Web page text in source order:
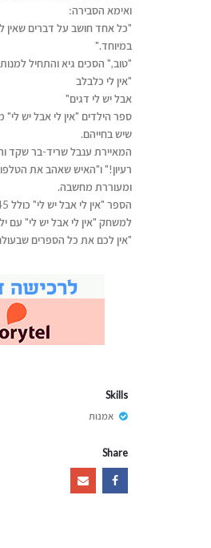
ואימא הסבירה:
"כל אחד חושב על דברים שאין
במיוחד."
"טוב," הסכים גיא והתחיל
"אין לי כלבלב
אבל יש לי דגים"
ספר הילדים "אין לי אבל יש
שיש בחייהם.
המאיירת ענבל שריד-בר שקד
רעיון!" ו"האיש שאהב את
ומעוררת מחשבה.
למשחק "אין לי אבל יש לי" עם
"אין לכם את כל הספרים
Skills
אמנות
Share